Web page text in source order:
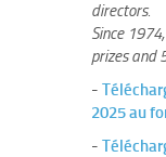
directors.
Since
prizes and
-
2025 au
-